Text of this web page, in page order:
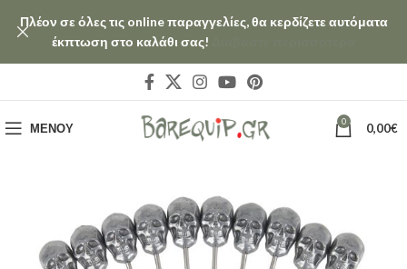
ΜΕΝΟΎ 0 0,00€
Πλέον σε όλες τις online παραγγελίες, θα κερδίζετε αυτόματα
έκπτωση στο καλάθι σας!